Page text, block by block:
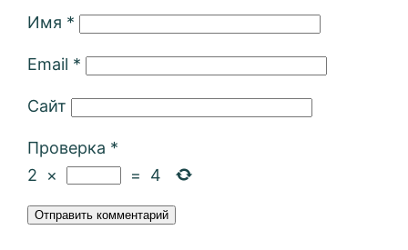
Имя *
Email *
Сайт
Проверка *
2
× = 4